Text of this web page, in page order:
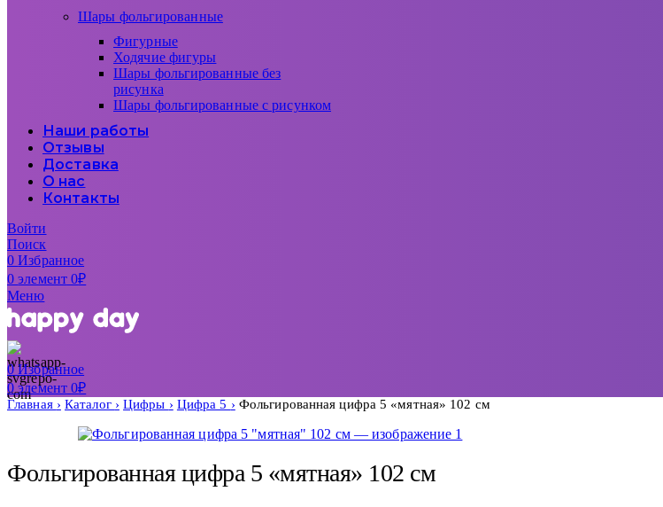
Шары фольгированные
Фигурные
Ходячие фигуры
Шары фольгированные без
рисунка
Шары фольгированные с рисунком
Наши работы
Отзывы
Доставка
О нас
Контакты
Войти
Поиск
0Избранное
0элемент 0₽
Меню
0Избранное
0элемент 0₽
Главная Каталог Цифры Цифра 5 Фольгированная цифра 5 «мятная» 102 см
Фольгированная цифра 5 «мятная» 102 см